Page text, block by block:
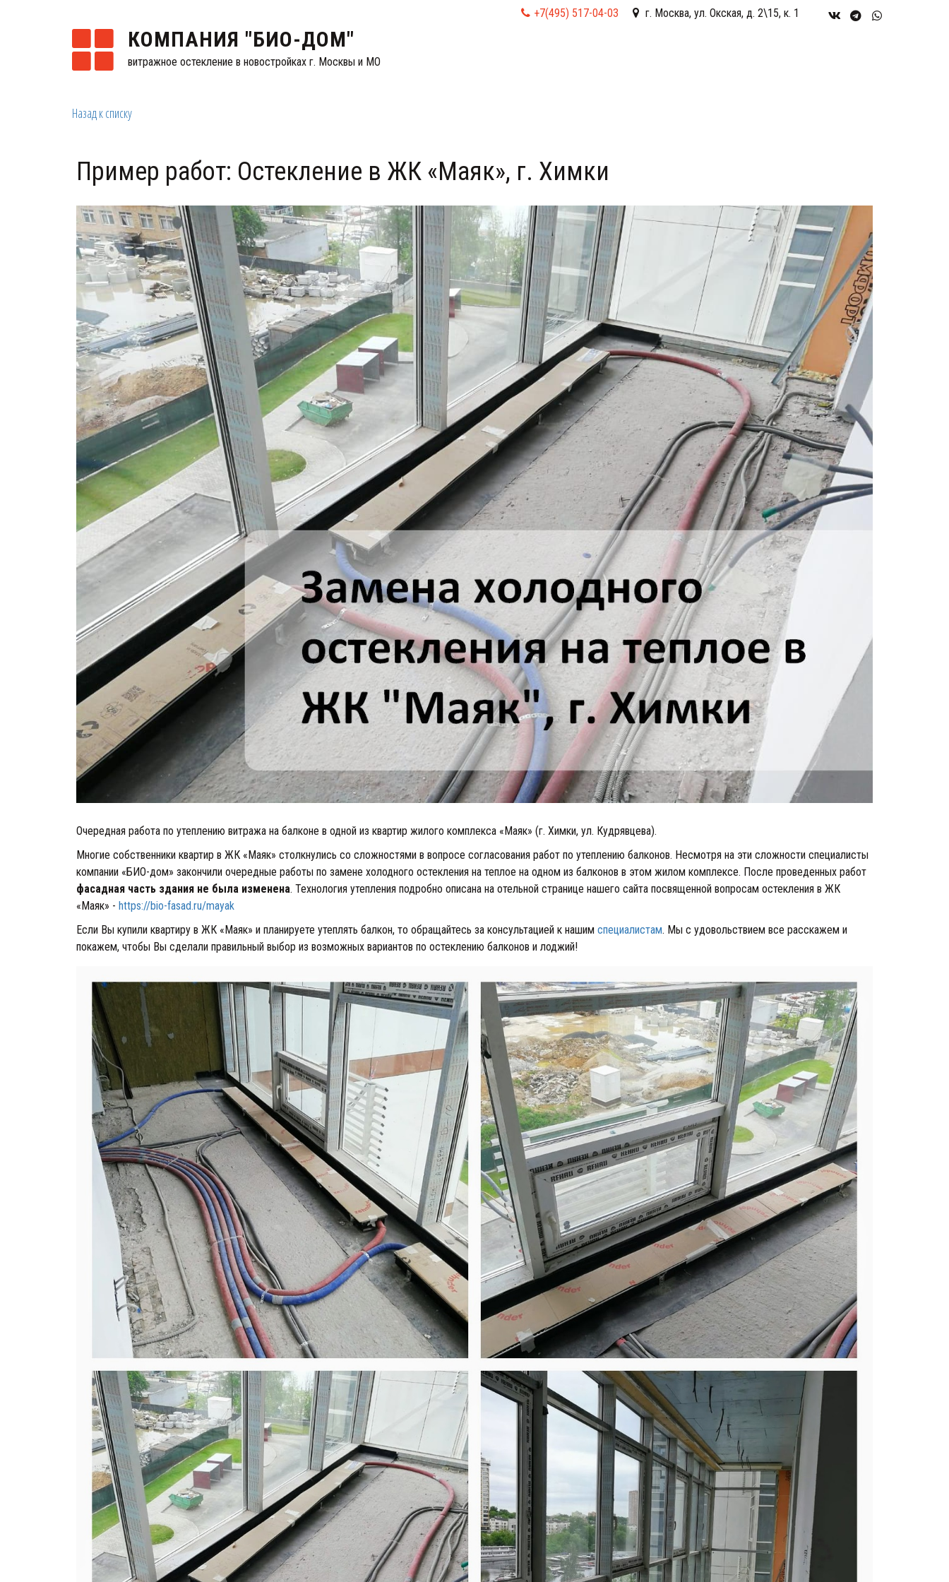
КОМПАНИЯ "БИО-ДОМ"
витражное остекление в новостройках г. Москвы и МО
г. Москва, ул. Окская, д. 2\15, к. 1
+7(495) 517-04-03
Назад к списку
Пример работ: Остекление в ЖК «Маяк», г. Химки
Очередная работа по утеплению витража на балконе в одной из квартир жилого комплекса «Маяк» (г. Химки, ул. Кудрявцева).
Многие собственники квартир в ЖК «Маяк» столкнулись со сложностями в вопросе согласования работ по утеплению балконов. Несмотря на эти сложности специалисты
компании «БИО-дом» закончили очередные работы по замене холодного остекления на теплое на одном из балконов в этом жилом комплексе. После проведенных работ
фасадная часть здания не была изменена. Технология утепления подробно описана на отельной странице нашего сайта посвященной вопросам остекления в ЖК
«Маяк» - https://bio-fasad.ru/mayak
Если Вы купили квартиру в ЖК «Маяк» и планируете утеплять балкон, то обращайтесь за консультацией к нашим специалистам. Мы с удовольствием все расскажем и
покажем, чтобы Вы сделали правильный выбор из возможных вариантов по остеклению балконов и лоджий!